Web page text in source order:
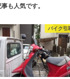
も人気です。
バイク引